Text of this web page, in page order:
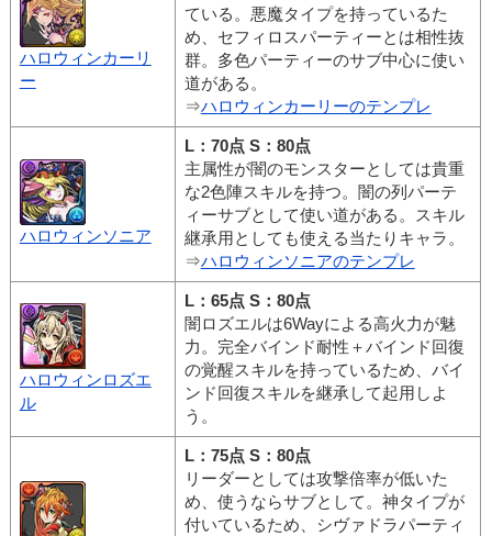
ハロウィンカーリ
ー
ている。悪魔タイプを持っているた
め、セフィロスパーティーとは相性抜
群。多色パーティーのサブ中心に使い
道がある。
⇒ハロウィンカーリーのテンプレ
ハロウィンソニア
L：70点 S：80点
主属性が闇のモンスターとしては貴重
な2色陣スキルを持つ。闇の列パーテ
ィーサブとして使い道がある。スキル
継承用としても使える当たりキャラ。
⇒ハロウィンソニアのテンプレ
ハロウィンロズエ
ル
L：65点 S：80点
闇ロズエルは6Wayによる高火力が魅
力。完全バインド耐性＋バインド回復
の覚醒スキルを持っているため、バイ
ンド回復スキルを継承して起用しよ
う。
L：75点 S：80点
リーダーとしては攻撃倍率が低いた
め、使うならサブとして。神タイプが
付いているため、シヴァドラパーティ